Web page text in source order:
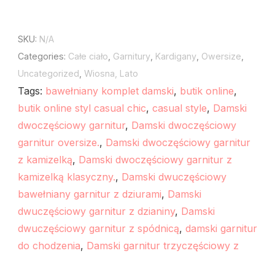
SKU: N/A
Categories: Całe ciało, Garnitury, Kardigany, Owersize,
Uncategorized, Wiosna, Lato
Tags: bawełniany komplet damski, butik online,
butik online styl casual chic, casual style, Damski
dwoczęściowy garnitur, Damski dwoczęściowy
garnitur oversize., Damski dwoczęściowy garnitur
z kamizelką, Damski dwoczęściowy garnitur z
kamizelką klasyczny., Damski dwuczęściowy
bawełniany garnitur z dziurami, Damski
dwuczęściowy garnitur z dzianiny, Damski
dwuczęściowy garnitur z spódnicą, damski garnitur
do chodzenia, Damski garnitur trzyczęściowy z